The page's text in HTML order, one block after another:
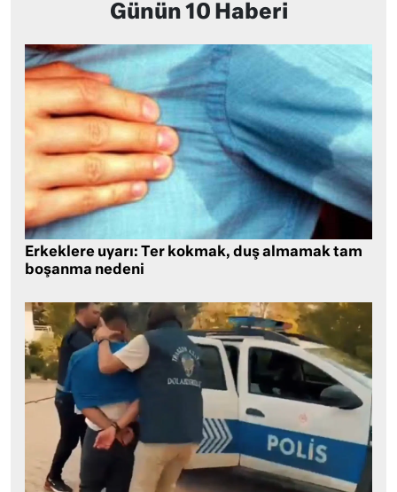
Günün 10 Haberi
Erkeklere uyarı: Ter kokmak, duş almamak tam
boşanma nedeni